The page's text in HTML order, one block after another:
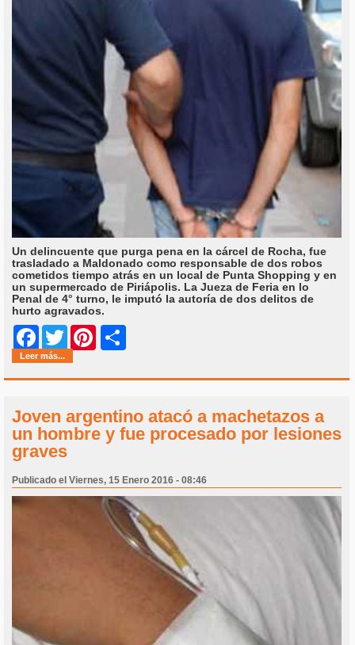
Un delincuente que purga pena en la cárcel de Rocha, fue
trasladado a Maldonado como responsable de dos robos
cometidos tiempo atrás en un local de Punta Shopping y en
un supermercado de Piriápolis. La Jueza de Feria en lo
Penal de 4° turno, le imputó la autoría de dos delitos de
hurto agravados.
Facebook
Twitter Pinterest
Leer más...
Joven argentino atacó a machetazos a
un hombre y fue procesado por lesiones
graves
Publicado el Viernes, 15 Enero 2016 - 08:46